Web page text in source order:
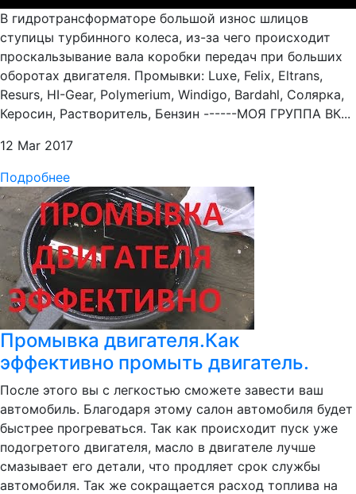
В гидротрансформаторе большой износ шлицов
ступицы турбинного колеса, из-за чего происходит
проскальзывание вала коробки передач при больших
оборотах двигателя. Промывки: Luxe, Felix, Eltrans,
Resurs, HI-Gear, Polymerium, Windigo, Bardahl, Солярка,
Керосин, Растворитель, Бензин ------МОЯ ГРУППА ВК...
12 Mar 2017
Подробнее
Промывка двигателя.Как
эффективно промыть двигатель.
После этого вы с легкостью сможете завести ваш
автомобиль. Благодаря этому салон автомобиля будет
быстрее прогреваться. Так как происходит пуск уже
подогретого двигателя, масло в двигателе лучше
смазывает его детали, что продляет срок службы
автомобиля. Так же сокращается расход топлива на